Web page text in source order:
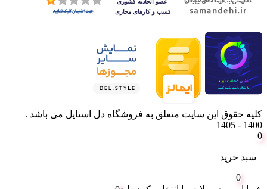
کلیه حقوق این سایت متعلق به فروشگاه دل استایل می باشد .
1400 - 1405
0
سبد خرید
0